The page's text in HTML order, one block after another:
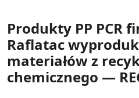
Produkty PP PCR
Raflatac
materiałów z
chemicznego —